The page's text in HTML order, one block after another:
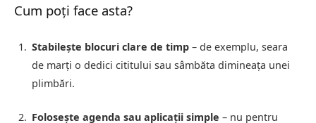
Cum poți face asta?
Stabilește blocuri clare de timp – de exemplu, seara
de marți o dedici cititului sau sâmbăta dimineața unei
plimbări.
Folosește agenda sau aplicații simple – nu pentru